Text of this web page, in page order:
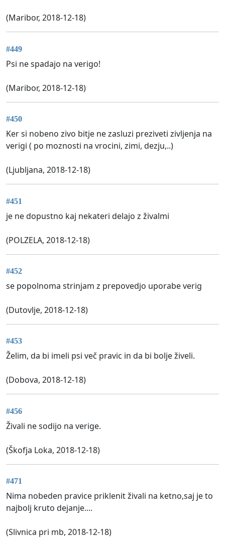
(Maribor, 2018-12-18)
#449
Psi ne spadajo na verigo!
(Maribor, 2018-12-18)
#450
Ker si nobeno zivo bitje ne zasluzi preziveti zivljenja na
verigi ( po moznosti na vrocini, zimi, dezju,..)
(Ljubljana, 2018-12-18)
#451
je ne dopustno kaj nekateri delajo z živalmi
(POLZELA, 2018-12-18)
#452
se popolnoma strinjam z prepovedjo uporabe verig
(Dutovlje, 2018-12-18)
#453
Želim, da bi imeli psi več pravic in da bi bolje živeli.
(Dobova, 2018-12-18)
#456
Živali ne sodijo na verige.
(Škofja Loka, 2018-12-18)
#471
Nima nobeden pravice priklenit živali na ketno,saj je to
najbolj kruto dejanje....
(Slivnica pri mb, 2018-12-18)